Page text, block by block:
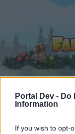
Portal Dev - Do
Information
If you wish to opt-
Startseite